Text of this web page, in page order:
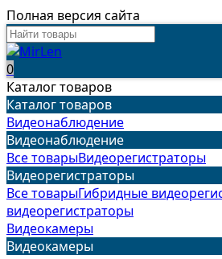
Полная версия сайта
0
Каталог товаров
Каталог товаров
Видеонаблюдение
Видеонаблюдение
Все товарыВидеорегистраторы
Видеорегистраторы
Все товарыГибридные
видеорегистраторы
Видеокамеры
Видеокамеры